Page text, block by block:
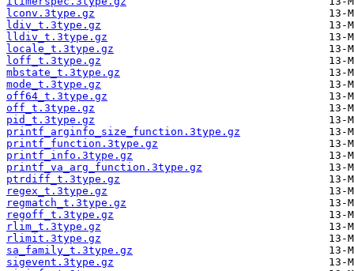
lconv.3type.gz
ldiv_t.3type.gz
lldiv_t.3type.gz
locale_t.3type.gz
loff_t.3type.gz
mbstate_t.3type.gz
mode_t.3type.gz
off64_t.3type.gz
off_t.3type.gz
pid_t.3type.gz
printf_arginfo_size_function.3type.gz
printf_function.3type.gz
printf_info.3type.gz
printf_va_arg_function.3type.gz
ptrdiff_t.3type.gz
regex_t.3type.gz
regmatch_t.3type.gz
regoff_t.3type.gz
rlim_t.3type.gz
rlimit.3type.gz
sa_family_t.3type.gz
sigevent.3type.gz